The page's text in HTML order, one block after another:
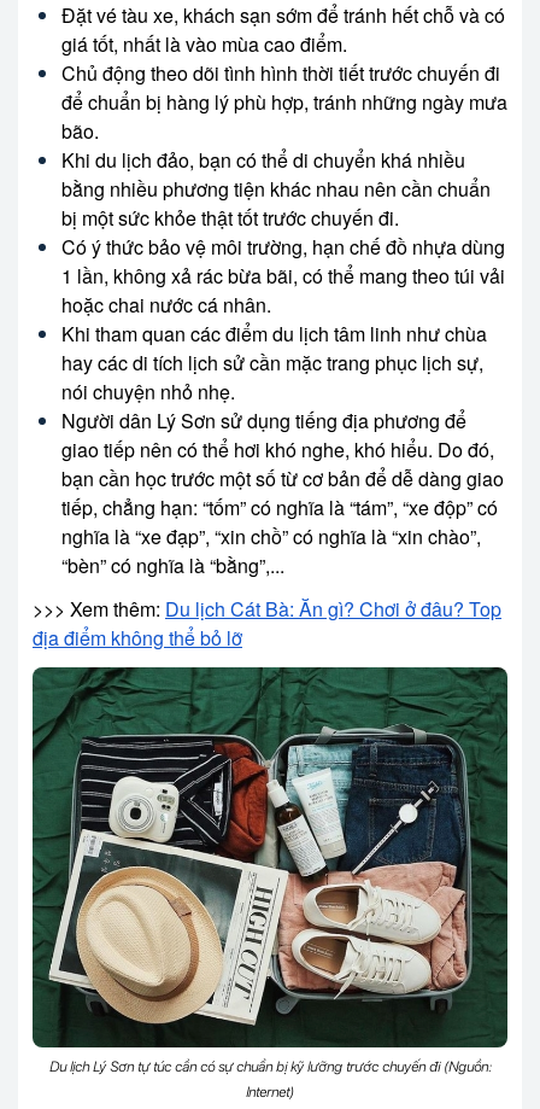
Đặt vé tàu xe, khách sạn sớm để tránh hết chỗ và có
giá tốt, nhất là vào mùa cao điểm.
Chủ động theo dõi tình hình thời tiết trước chuyến đi
để chuẩn bị hàng lý phù hợp, tránh những ngày mưa
bão.
Khi du lịch đảo, bạn có thể di chuyển khá nhiều
bằng nhiều phương tiện khác nhau nên cần chuẩn
bị một sức khỏe thật tốt trước chuyến đi.
Có ý thức bảo vệ môi trường, hạn chế đồ nhựa dùng
1 lần, không xả rác bừa bãi, có thể mang theo túi vải
hoặc chai nước cá nhân.
Khi tham quan các điểm du lịch tâm linh như chùa
hay các di tích lịch sử cần mặc trang phục lịch sự,
nói chuyện nhỏ nhẹ.
Người dân Lý Sơn sử dụng tiếng địa phương để
giao tiếp nên có thể hơi khó nghe, khó hiểu. Do đó,
bạn cần học trước một số từ cơ bản để dễ dàng giao
tiếp, chẳng hạn: “tốm” có nghĩa là “tám”, “xe độp” có
nghĩa là “xe đạp”, “xin chồ” có nghĩa là “xin chào”,
“bèn” có nghĩa là “bằng”,...
>>> Xem thêm: Du lịch Cát Bà: Ăn gì? Chơi ở đâu? Top
địa điểm không thể bỏ lỡ
Du lịch Lý Sơn tự túc cần có sự chuẩn bị kỹ lưỡng trước chuyến đi (Nguồn:
Internet)